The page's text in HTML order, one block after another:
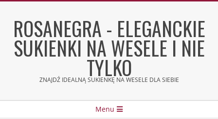
contentROSANEGRA - ELEGANCKIE
SUKIENKI NA WESELE I NIE
TYLKO
ZNAJDŹ IDEALNĄ SUKIENKĘ NA WESELE DLA SIEBIE
Menu